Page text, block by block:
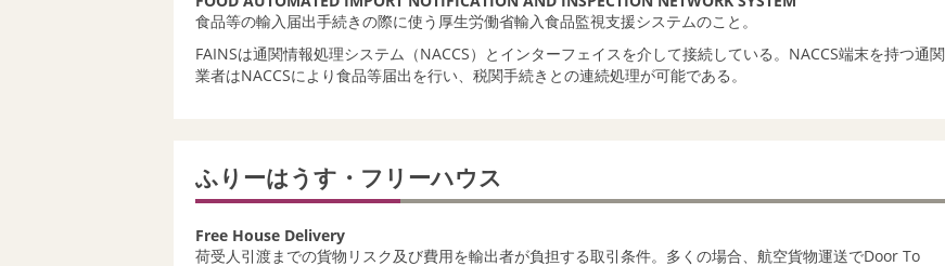
食品等の輸入届出手続きの際に使う厚生労働省輸入食品監視支援システムのこと。
FAINSは通関情報処理システム（NACCS）とインターフェイスを介して接続している。NACCS端末を持つ通関
業者はNACCSにより食品等届出を行い、税関手続きとの連続処理が可能である。
ふりーはうす・フリーハウス
Free House Delivery
荷受人引渡までの貨物リスク及び費用を輸出者が負担する取引条件。多くの場合、航空貨物運送でDoor To